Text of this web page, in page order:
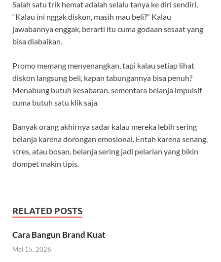
Salah satu trik hemat adalah selalu tanya ke diri sendiri,
“Kalau ini nggak diskon, masih mau beli?” Kalau
jawabannya enggak, berarti itu cuma godaan sesaat yang
bisa diabaikan.
Promo memang menyenangkan, tapi kalau setiap lihat
diskon langsung beli, kapan tabungannya bisa penuh?
Menabung butuh kesabaran, sementara belanja impulsif
cuma butuh satu klik saja.
Banyak orang akhirnya sadar kalau mereka lebih sering
belanja karena dorongan emosional. Entah karena senang,
stres, atau bosan, belanja sering jadi pelarian yang bikin
dompet makin tipis.
RELATED POSTS
Cara Bangun Brand Kuat
Mei 15, 2026